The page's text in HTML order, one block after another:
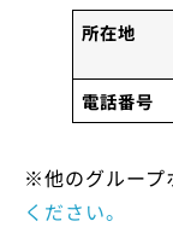
所在地
電話番号
※他のグループ
ください。